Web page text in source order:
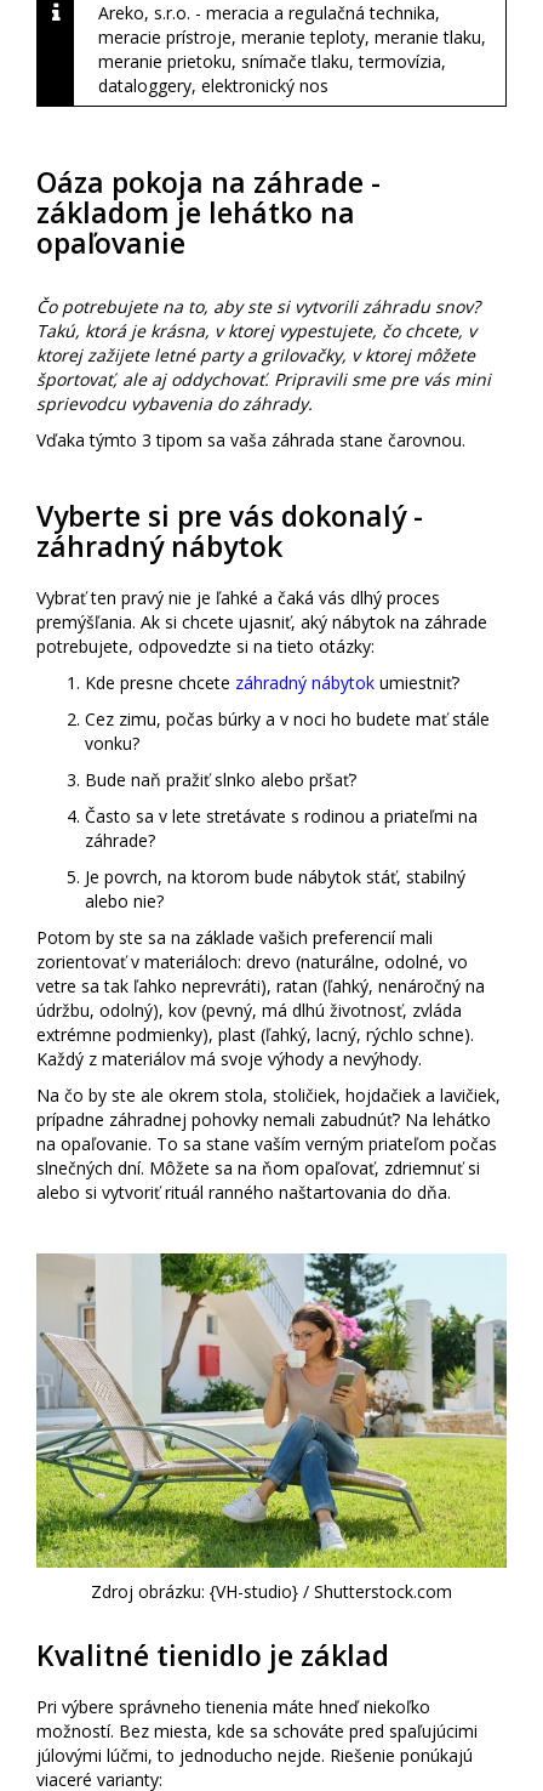
Areko, s.r.o. - meracia a regulačná technika,
meracie prístroje, meranie teploty, meranie tlaku,
meranie prietoku, snímače tlaku, termovízia,
dataloggery, elektronický nos
Oáza pokoja na záhrade -
základom je lehátko na
opaľovanie
Čo potrebujete na to, aby ste si vytvorili záhradu snov?
Takú, ktorá je krásna, v ktorej vypestujete, čo chcete, v
ktorej zažijete letné party a grilovačky, v ktorej môžete
športovať, ale aj oddychovať. Pripravili sme pre vás mini
sprievodcu vybavenia do záhrady.
Vďaka týmto 3 tipom sa vaša záhrada stane čarovnou.
Vyberte si pre vás dokonalý -
záhradný nábytok
Vybrať ten pravý nie je ľahké a čaká vás dlhý proces
premýšľania. Ak si chcete ujasniť, aký nábytok na záhrade
potrebujete, odpovedzte si na tieto otázky:
Kde presne chcete záhradný nábytok umiestniť?
Cez zimu, počas búrky a v noci ho budete mať stále
vonku?
Bude naň pražiť slnko alebo pršať?
Často sa v lete stretávate s rodinou a priateľmi na
záhrade?
Je povrch, na ktorom bude nábytok stáť, stabilný
alebo nie?
Potom by ste sa na základe vašich preferencií mali
zorientovať v materiáloch: drevo (naturálne, odolné, vo
vetre sa tak ľahko neprevráti), ratan (ľahký, nenáročný na
údržbu, odolný), kov (pevný, má dlhú životnosť, zvláda
extrémne podmienky), plast (ľahký, lacný, rýchlo schne).
Každý z materiálov má svoje výhody a nevýhody.
Na čo by ste ale okrem stola, stoličiek, hojdačiek a lavičiek,
prípadne záhradnej pohovky nemali zabudnúť? Na lehátko
na opaľovanie. To sa stane vaším verným priateľom počas
slnečných dní. Môžete sa na ňom opaľovať, zdriemnuť si
alebo si vytvoriť rituál ranného naštartovania do dňa.
Zdroj obrázku: {VH-studio} / Shutterstock.com
Kvalitné tienidlo je základ
Pri výbere správneho tienenia máte hneď niekoľko
možností. Bez miesta, kde sa schováte pred spaľujúcimi
júlovými lúčmi, to jednoducho nejde. Riešenie ponúkajú
viaceré varianty: